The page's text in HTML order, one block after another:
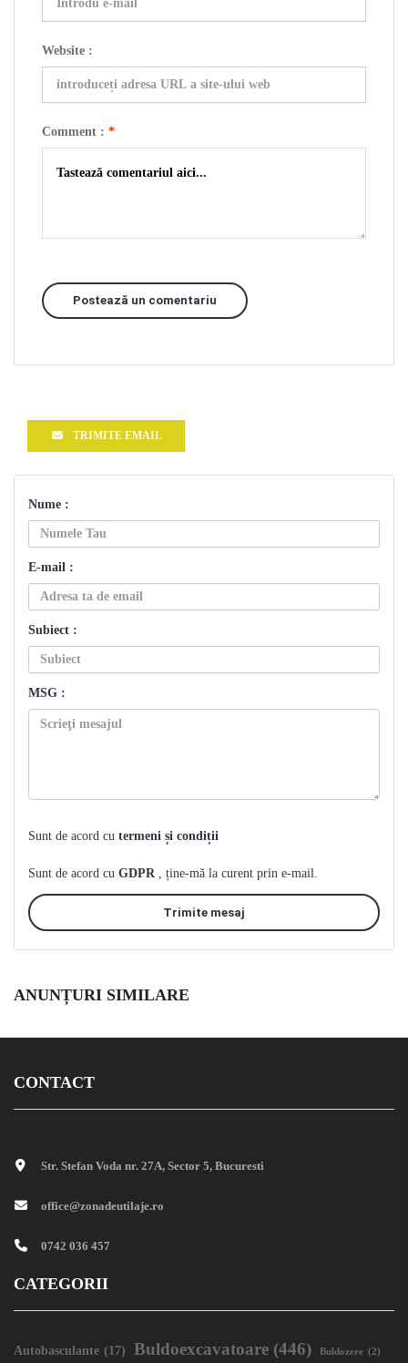
Website :
Comment : *
Postează un comentariu
TRIMITE EMAIL
Nume :
E-mail :
Subiect :
MSG :
Sunt de acord cu termeni și condiții
Sunt de acord cu GDPR , ține-mă la curent prin e-mail.
Trimite mesaj
ANUNȚURI SIMILARE
CONTACT
Str. Stefan Voda nr. 27A, Sector 5, Bucuresti
office@zonadeutilaje.ro
0742 036 457
CATEGORII
Autobasculante (17) Buldoexcavatoare (446) Buldozere (2)